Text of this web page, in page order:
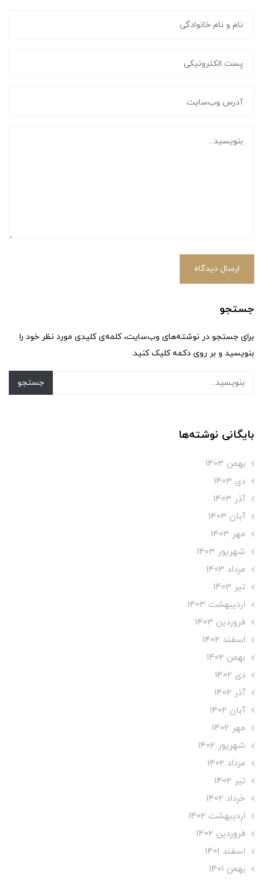
ارسال دیدگاه
جستجو
برای جستجو در نوشته‌های وب‌سایت، کلمه‌ی کلیدی مورد نظر خود را
بنویسید و بر روی دکمه کلیک کنید.
جستجو
بایگانی نوشته‌ها
بهمن 1403
دی 1403
آذر 1403
آبان 1403
مهر 1403
شهریور 1403
مرداد 1403
تير 1403
ارديبهشت 1403
فروردین 1403
اسفند 1402
بهمن 1402
دی 1402
آذر 1402
آبان 1402
مهر 1402
شهریور 1402
مرداد 1402
تير 1402
خرداد 1402
ارديبهشت 1402
فروردین 1402
اسفند 1401
بهمن 1401